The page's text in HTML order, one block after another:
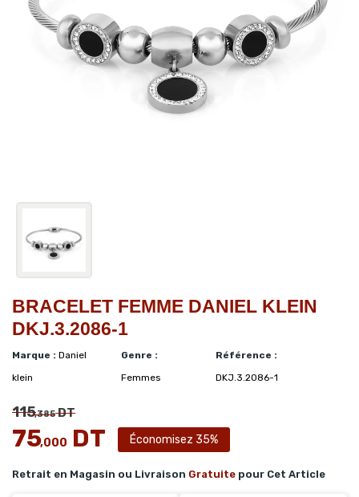
BRACELET FEMME DANIEL KLEIN
DKJ.3.2086-1
Marque : Daniel
klein
Genre :
Femmes
Référence :
DKJ.3.2086-1
115,385DT
75,000 DT Économisez 35%
Retrait en Magasin ou Livraison Gratuite pour Cet Article